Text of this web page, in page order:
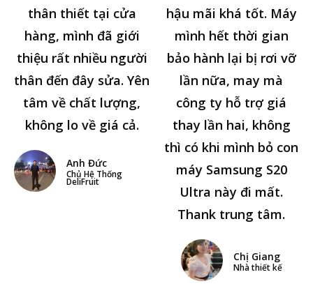
thân thiết tại cửa
hàng, mình đã giới
thiệu rất nhiều người
thân đến đây sửa. Yên
tâm về chất lượng,
không lo về giá cả.
Anh Đức
Chủ Hệ Thống
DeliFruit
hậu mãi khá tốt. Máy
mình hết thời gian
bảo hành lại bị rơi vỡ
lần nữa, may mà
công ty hỗ trợ giá
thay lần hai, không
thì có khi mình bỏ con
máy Samsung S20
Ultra này đi mất.
Thank trung tâm.
Chị Giang
Nhà thiết kế